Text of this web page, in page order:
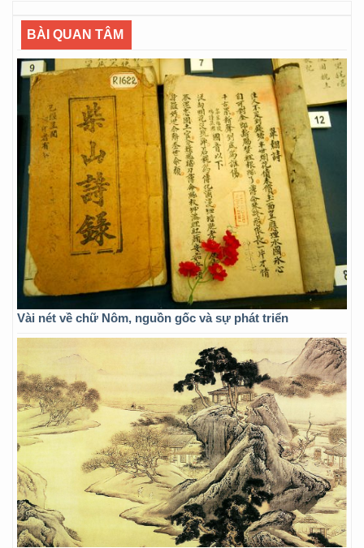
BÀI QUAN TÂM
Vài nét về chữ Nôm, nguồn gốc và sự phát triển